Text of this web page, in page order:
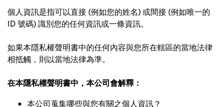
個人資訊是指可以直接 (例如您的姓名) 或間接 (例如唯一的
ID 號碼) 識別您的任何資訊或一條資訊。
如果本隱私權聲明書中的任何內容與您所在轄區的當地法律
相抵觸，則以當地法律為準。
在本隱私權聲明書中，本公司會解釋：
本公司蒐集哪些與您有關之個人資訊？